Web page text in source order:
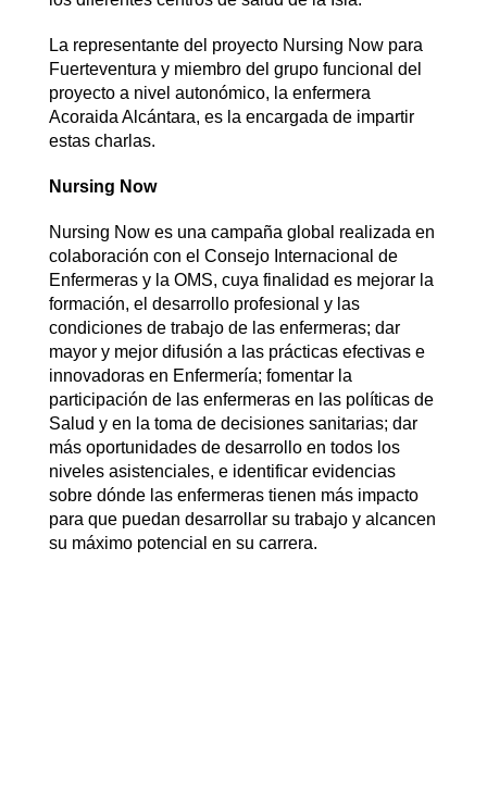
La representante del proyecto Nursing Now para
Fuerteventura y miembro del grupo funcional del
proyecto a nivel autonómico, la enfermera
Acoraida Alcántara, es la encargada de impartir
estas charlas.
N ursing Now
Nursing Now es una campaña global realizada en
colaboración con el Consejo Internacional de
Enfermeras y la OMS, cuya finalidad es mejorar la
formación, el desarrollo profesional y las
condiciones de trabajo de las enfermeras; dar
mayor y mejor difusión a las prácticas efectivas e
innovadoras en Enfermería; fomentar la
participación de las enfermeras en las políticas de
Salud y en la toma de decisiones sanitarias; dar
más oportunidades de desarrollo en todos los
niveles asistenciales, e identificar evidencias
sobre dónde las enfermeras tienen más impacto
para que puedan desarrollar su trabajo y alcancen
su máximo potencial en su carrera.